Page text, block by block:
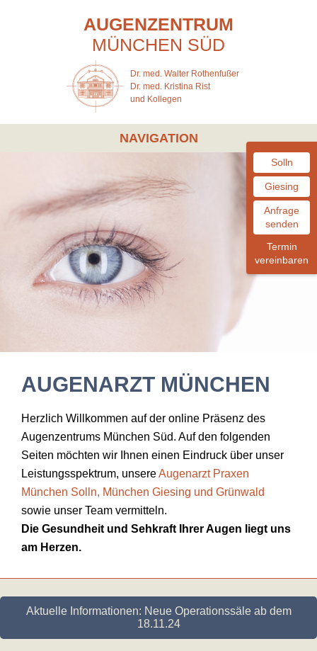
AUGENZENTRUM
MÜNCHEN SÜD
Dr. med. Walter Rothenfußer
Dr. med. Kristina Rist
und Kollegen
NAVIGATION
Solln
Giesing
Anfrage
senden
Termin
vereinbaren
AUGENARZT MÜNCHEN
Herzlich Willkommen auf der online Präsenz des
Augenzentrums München Süd. Auf den folgenden
Seiten möchten wir Ihnen einen Eindruck über unser
Leistungsspektrum, unsereAugenarzt Praxen
München Solln, München Giesing und Grünwald
sowie unser Team vermitteln.
Die Gesundheit und Sehkraft Ihrer Augen liegt uns
am Herzen.
Aktuelle Informationen: Neue Operationssäle ab dem
18.11.24